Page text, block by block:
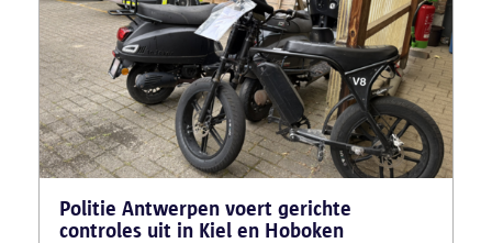
examenfraude organiseerde,
bekwaamheidsattesten afleverde zonder vereiste
opleiding en een vervalst uittreksel uit het
strafregister gebruikte.
Politie Antwerpen voert gerichte
controles uit in Kiel en Hoboken